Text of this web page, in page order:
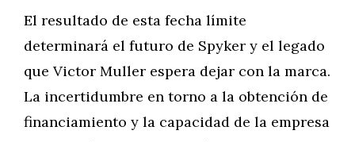
El resultado de esta fecha límite
determinará el futuro de Spyker y el legado
que Victor Muller espera dejar con la marca.
La incertidumbre en torno a la obtención de
financiamiento y la capacidad de la empresa